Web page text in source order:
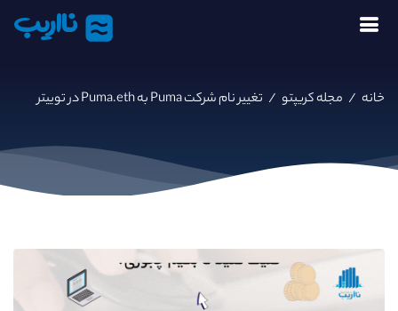
نااریب
خانه / مجله کریپتو / تغییر نام شرکت Puma به Puma.eth در توییتر